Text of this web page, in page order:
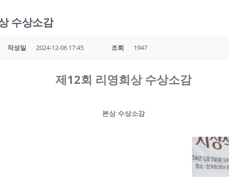
수상소감
작성일 2024-12-06 17:45 조회 1947
제12회 리영희상 수상소감
본상 수상소감